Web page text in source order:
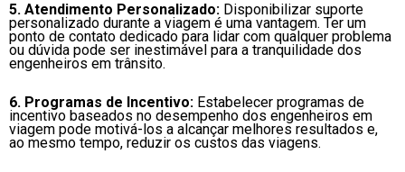
5. Atendimento Personalizado: Disponibilizar suporte
personalizado durante a viagem é uma vantagem. Ter um
ponto de contato dedicado para lidar com qualquer problema
ou dúvida pode ser inestimável para a tranquilidade dos
engenheiros em trânsito.
6. Programas de Incentivo: Estabelecer programas de
incentivo baseados no desempenho dos engenheiros em
viagem pode motivá-los a alcançar melhores resultados e,
ao mesmo tempo, reduzir os custos das viagens.